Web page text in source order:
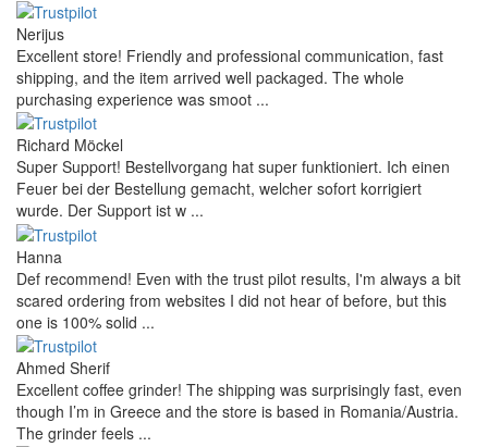
Nerijus
Excellent store! Friendly and professional communication, fast
shipping, and the item arrived well packaged. The whole
purchasing experience was smoot ...
Richard Möckel
Super Support! Bestellvorgang hat super funktioniert. Ich einen
Feuer bei der Bestellung gemacht, welcher sofort korrigiert
wurde. Der Support ist w ...
Hanna
Def recommend! Even with the trust pilot results, I'm always a bit
scared ordering from websites I did not hear of before, but this
one is 100% solid ...
Ahmed Sherif
Excellent coffee grinder! The shipping was surprisingly fast, even
though I’m in Greece and the store is based in Romania/Austria.
The grinder feels ...